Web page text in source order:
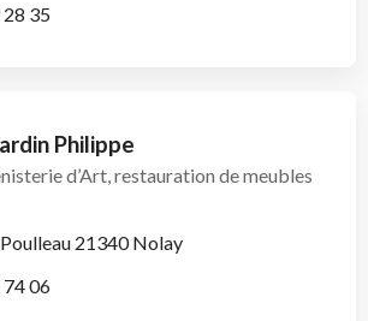
28 35
Philippe
d’Art, restauration de meubles
21340 Nolay
74 06